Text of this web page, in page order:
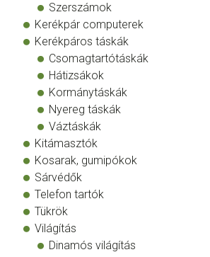
Szerszámok
Kerékpár computerek
Kerékpáros táskák
Csomagtartótáskák
Hátizsákok
Kormánytáskák
Nyereg táskák
Váztáskák
Kitámasztók
Kosarak, gumipókok
Sárvédők
Telefon tartók
Tükrök
Világítás
Dinamós világítás